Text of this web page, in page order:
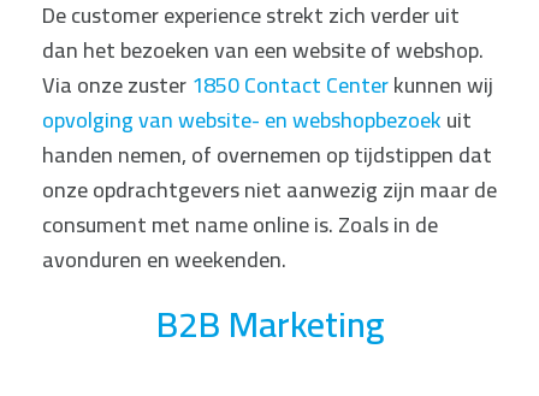
De customer experience strekt zich verder uit
dan het bezoeken van een website of webshop.
Via onze zuster1850 Contact Centerkunnen wij
opvolging van website- en webshopbezoekuit
handen nemen, of overnemen op tijdstippen dat
onze opdrachtgevers niet aanwezig zijn maar de
consument met name online is. Zoals in de
avonduren en weekenden.
B2B Marketing